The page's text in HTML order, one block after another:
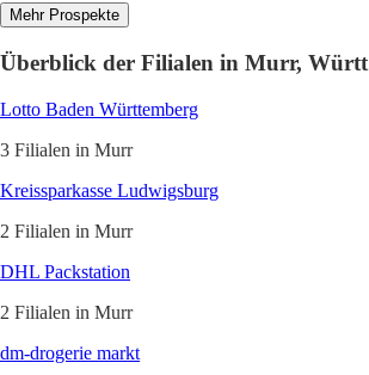
Mehr Prospekte
Überblick der Filialen in Murr, Württ
Lotto Baden Württemberg
3 Filialen in Murr
Kreissparkasse Ludwigsburg
2 Filialen in Murr
DHL Packstation
2 Filialen in Murr
dm-drogerie markt